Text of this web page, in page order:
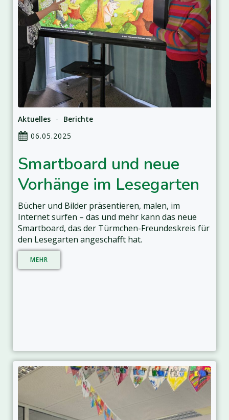
Aktuelles -
Berichte
06.05.2025
Smartboard und neue
Vorhänge im Lesegarten
Bücher und Bilder präsentieren, malen, im
Internet surfen – das und mehr kann das neue
Smartboard, das der Türmchen-Freundeskreis für
den Lesegarten angeschafft hat.
MEHR